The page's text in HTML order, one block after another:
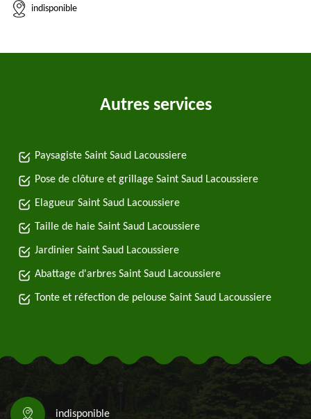
indisponible
Autres services
Paysagiste Saint Saud Lacoussiere
Pose de clôture et grillage Saint Saud Lacoussiere
Elagueur Saint Saud Lacoussiere
Taille de haie Saint Saud Lacoussiere
Jardinier Saint Saud Lacoussiere
Abattage d'arbres Saint Saud Lacoussiere
Tonte et réfection de pelouse Saint Saud Lacoussiere
indisponible